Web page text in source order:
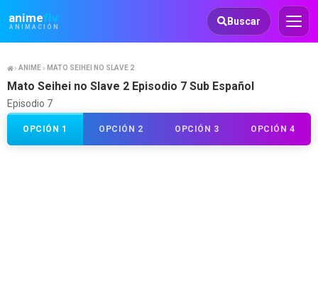
animeflv
ANIMACIÓN
Animeflv Buscar
ANIME MATO SEIHEI NO SLAVE 2
Mato Seihei no Slave 2 Episodio 7 Sub Español
Episodio 7
OPCIÓN 1 OPCIÓN 2 OPCIÓN 3 OPCIÓN 4